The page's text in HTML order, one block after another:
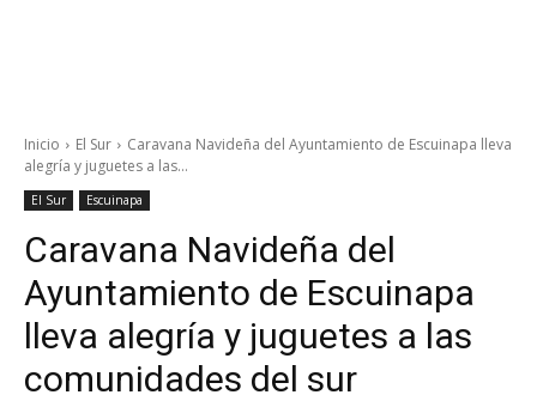
Inicio El Sur
Caravana Navideña del Ayuntamiento de Escuinapa lleva
alegría y juguetes a las...
El Sur Escuinapa
Caravana Navideña del
Ayuntamiento de Escuinapa
lleva alegría y juguetes a las
comunidades del sur